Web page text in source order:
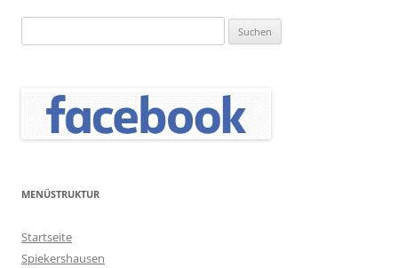
nach:
MENÜSTRUKTUR
Startseite
Spiekershausen